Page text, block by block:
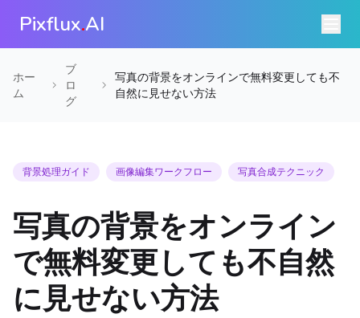
Pixflux.AI
ホー
ム
ブ
ロ
グ
写真の背景をオンラインで無料変更しても不
自然に見せない方法
背景処理ガイド 画像編集ワークフロー 写真合成テクニック
写真の背景をオンライン
で無料変更しても不自然
に見せない方法